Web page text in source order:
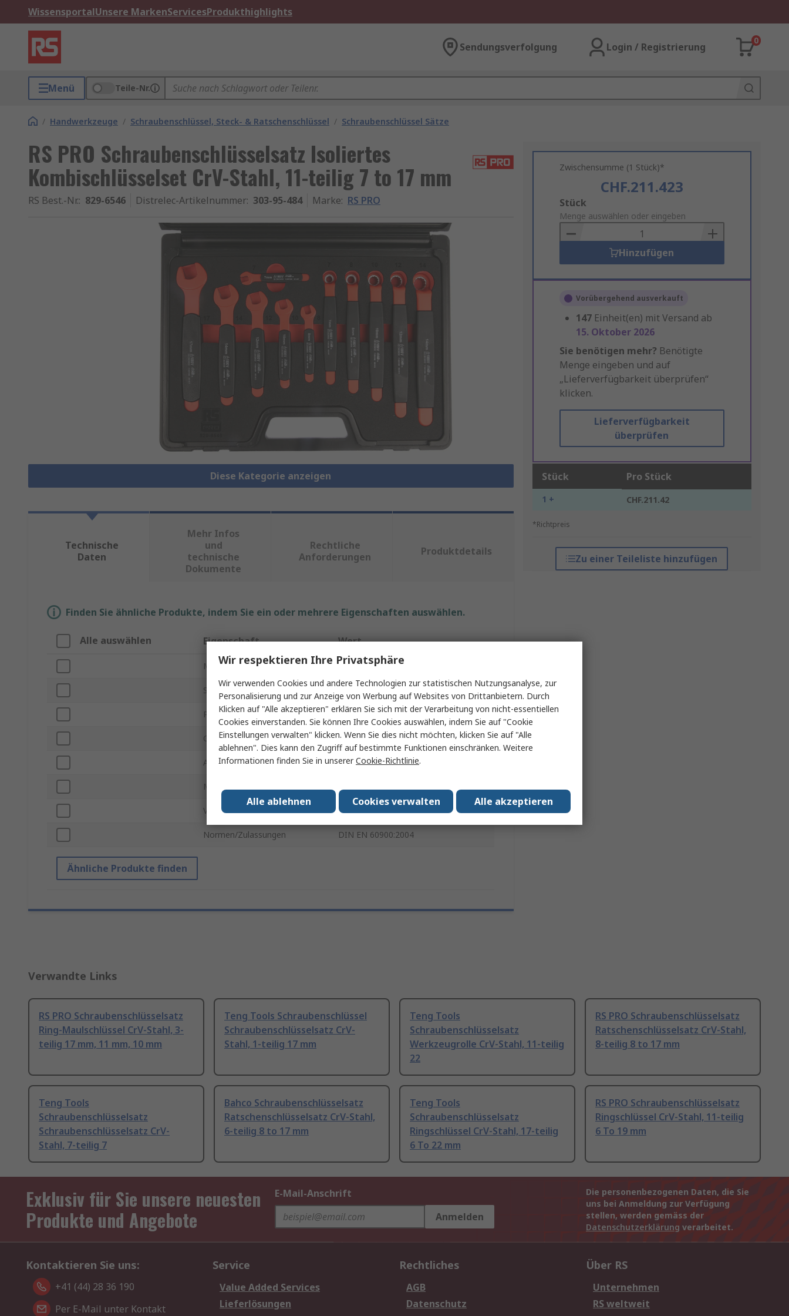
WissensportalUnsere MarkenServicesProdukthighlights
Sendungsverfolgung Login / Registrierung
0
Menü Teile-Nr.
/ Handwerkzeuge / Schraubenschlüssel, Steck- & Ratschenschlüssel / Schraubenschlüssel Sätze
RS PRO Schraubenschlüsselsatz Isoliertes
Kombischlüsselset CrV-Stahl, 11-teilig 7 to 17 mm
RS Best.-Nr.: 829-6546 Distrelec-Artikelnummer: 303-95-484 Marke: RS PRO
Diese Kategorie anzeigen
Zwischensumme (1 Stück)*
CHF.211.423
Add
to
Basket
Stück
Menge auswählen oder eingeben
Hinzufügen
Vorübergehend ausverkauft
147 Einheit(en) mit Versand ab
15. Oktober 2026
Sie benötigen mehr? Benötigte
Menge eingeben und auf
„Lieferverfügbarkeit überprüfen“
klicken.
Lieferverfügbarkeit
überprüfen
Stück Pro Stück
1 + CHF.211.42
*Richtpreis
Zu einer Teileliste hinzufügen
Technische
Daten
Mehr Infos
und
technische
Dokumente
Rechtliche
Anforderungen
Produktdetails
Finden Sie ähnliche Produkte, indem Sie ein oder mehrere Eigenschaften auswählen.
Alle auswählen Eigenschaft Wert
Marke RS PRO
Set Typ Isoliertes Kombischlüsselset
Produkt Typ Schraubenschlüsselsatz
Größen im Set 7 to 17 mm
Anzahl der Teile 11
Material
VDE 1000V zugelassen Nein
Normen/Zulassungen DIN EN 60900:2004
Ähnliche Produkte finden
Verwandte Links
RS PRO Schraubenschlüsselsatz
Ring-Maulschlüssel CrV-Stahl, 3-
teilig 17 mm, 11 mm, 10 mm
Teng Tools Schraubenschlüssel
Schraubenschlüsselsatz CrV-
Stahl, 1-teilig 17 mm
Teng Tools
Schraubenschlüsselsatz
Werkzeugrolle CrV-Stahl, 11-teilig
22
RS PRO Schraubenschlüsselsatz
Ratschenschlüsselsatz CrV-Stahl,
8-teilig 8 to 17 mm
Teng Tools
Schraubenschlüsselsatz
Schraubenschlüsselsatz CrV-
Stahl, 7-teilig 7
Bahco Schraubenschlüsselsatz
Ratschenschlüsselsatz CrV-Stahl,
6-teilig 8 to 17 mm
Teng Tools
Schraubenschlüsselsatz
Ringschlüssel CrV-Stahl, 17-teilig
6 To 22 mm
RS PRO Schraubenschlüsselsatz
Ringschlüssel CrV-Stahl, 11-teilig
6 To 19 mm
Exklusiv für Sie unsere neuesten
Produkte und Angebote
E-Mail-Anschrift
Anmelden
Die personenbezogenen Daten, die Sie
uns bei Anmeldung zur Verfügung
stellen, werden gemäss der
Datenschutzerklärung verarbeitet.
Kontaktieren Sie uns:
+41 (44) 28 36 190
Per E-Mail unter Kontakt
Service
Value Added Services
Lieferlösungen
Rechtliches
AGB
Datenschutz
Über RS
Unternehmen
RS weltweit
Wir respektieren Ihre Privatsphäre
Wir verwenden Cookies und andere Technologien zur statistischen Nutzungsanalyse, zur
Personalisierung und zur Anzeige von Werbung auf Websites von Drittanbietern. Durch
Klicken auf "Alle akzeptieren" erklären Sie sich mit der Verarbeitung von nicht-essentiellen
Cookies einverstanden. Sie können Ihre Cookies auswählen, indem Sie auf "Cookie
Einstellungen verwalten" klicken. Wenn Sie dies nicht möchten, klicken Sie auf "Alle
ablehnen". Dies kann den Zugriff auf bestimmte Funktionen einschränken. Weitere
Informationen finden Sie in unsererCookie-Richtlinie.
Alle akzeptieren
Cookies verwalten
Alle ablehnen